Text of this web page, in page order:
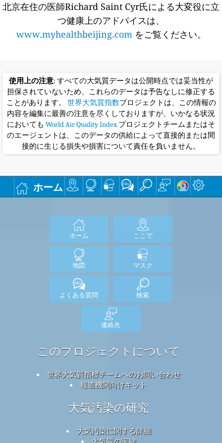
北京在住の医師Richard Saint Cyr氏による大変役に立
つ健康上のアドバイスは、
www.myhealthbeijing.com をご覧ください。
使用上の注意: すべての大気質データは公開時点では妥当性が
担保されていないため、これらのデータは予告なしに修正する
ことがあります。 世界大気質指数プロジェクトは、この情報の
内容を編集に最善の注意を尽くしておりますが、いかなる状況
においても World Air Quality Indexプロジェクトチームまたはそ
のエージェントは、このデータの供給によって直接的または間
接的に生じる損失や損害について責任を負いません。
ホーム
ホーム ここで
地図 マスク
よくある質問 検索
連絡先
このプロジェクトについて
世界大気質指標チームへのお問い合わせ
報道機関向けキット
大気汚染の研究
大気汚染に関する詳細